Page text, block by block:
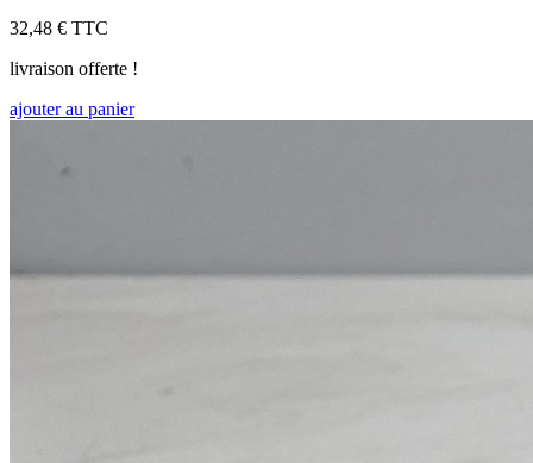
32,48 € TTC
livraison offerte !
ajouter au panier